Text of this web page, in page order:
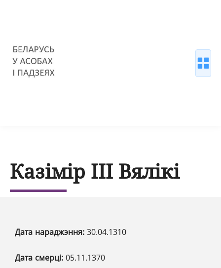
Казімір ІІІ Вялікі
Дата нараджэння: 30.04.1310
Дата смерці: 05.11.1370